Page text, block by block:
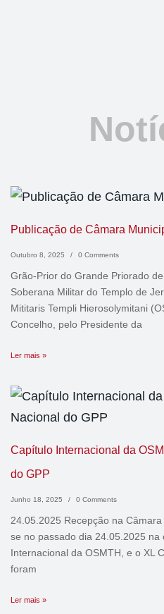
Publicação de Câmara
Outubro 8, 2025 / 0 Comments
Grão-Prior do Grande Priorado
Soberana Militar do Templo de
Mititaris Templi Hierosolymitani
Concelho, pelo Presidente da
Ler mais »
Capítulo Internacional da
do GPP
Junho 18, 2025 / 0 Comments
24.05.2025 Recepção na
se no passado dia 24.05.2025 na
Internacional da OSMTH, e o XL
foram
Ler mais »